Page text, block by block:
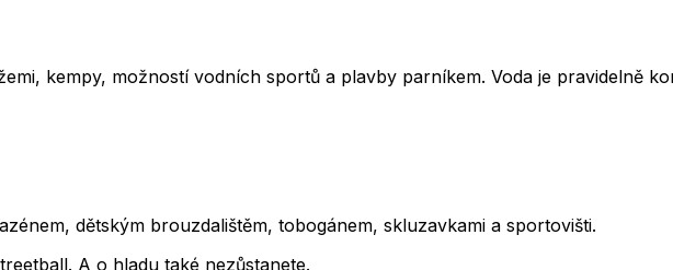
kempy, možností vodních sportů a plavby parníkem. Voda je pravidelně
dětským brouzdalištěm, tobogánem, skluzavkami a sportovišti.
A o hladu také nezůstanete.